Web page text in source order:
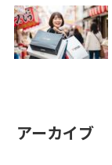
アーカイブ